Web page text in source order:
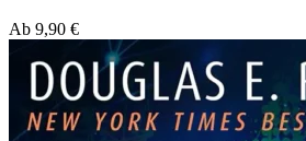
Ab 9,90 €